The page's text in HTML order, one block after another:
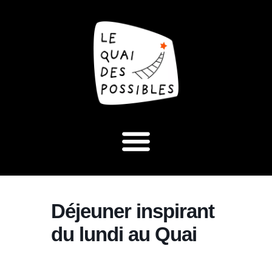
Déjeuner inspirant
du lundi au Quai